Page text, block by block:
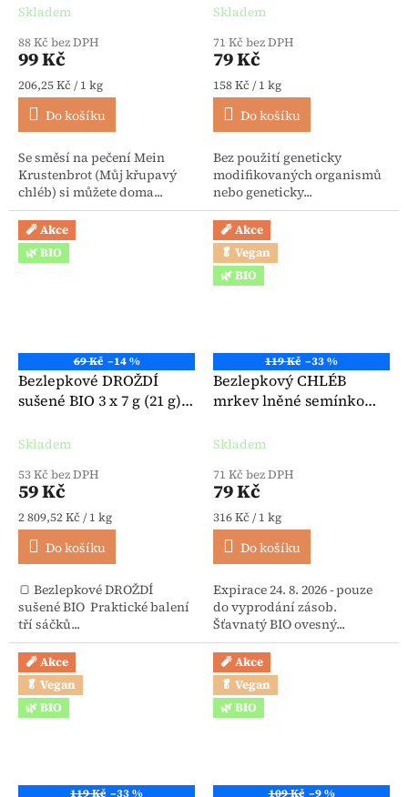
BioVegan
Skladem
88 Kč bez DPH
99 Kč
Měrná cena:
206,25 Kč / 1 kg
Do košíku
Se směsí na pečení Mein
Krustenbrot (Můj křupavý
chléb) si můžete doma...
Skladem
71 Kč bez DPH
79 Kč
Měrná cena:
158 Kč / 1 kg
Do košíku
Bez použití geneticky
modifikovaných organismů
nebo geneticky...
🧨 Akce
🌿 BIO
69 Kč –14 %
Bezlepkové DROŽDÍ
sušené BIO 3 x 7 g (21 g) -
Skladem
53 Kč bez DPH
59 Kč
Měrná cena:
2 809,52 Kč / 1 kg
Do košíku
🍞 Bezlepkové DROŽDÍ
sušené BIO Praktické balení
tří sáčků...
🧨 Akce
🥬 Vegan
🌿 BIO
119 Kč –33 %
Bezlepkový CHLÉB
mrkev lněné semínko
Pauly
Skladem
71 Kč bez DPH
79 Kč
Měrná cena:
316 Kč / 1 kg
Do košíku
Expirace 24. 8. 2026 - pouze
do vyprodání zásob.
Šťavnatý BIO ovesný...
🧨 Akce
🥬 Vegan
🌿 BIO
119 Kč –33 %
🧨 Akce
🥬 Vegan
🌿 BIO
109 Kč –9 %